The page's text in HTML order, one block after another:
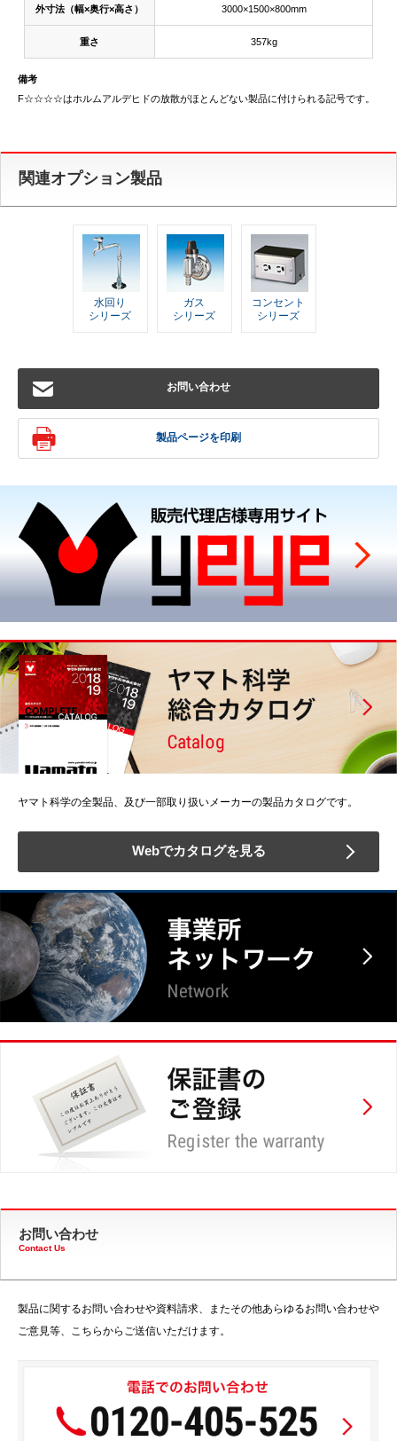
外寸法（幅×奥行×高さ） 3000×1500×800mm
重さ 357kg
備考
F☆☆☆☆はホルムアルデヒドの放散がほとんどない製品に付けられる記号です。
関連オプション製品
水回り
シリーズ
ガス
シリーズ
コンセント
シリーズ
お問い合わせ
製品ページを印刷
ヤマト科学の全製品、及び一部取り扱いメーカーの製品カタログです。
Webでカタログを見る
お問い合わせ
Contact Us
製品に関するお問い合わせや資料請求、またその他あらゆるお問い合わせや
ご意見等、こちらからご送信いただけます。